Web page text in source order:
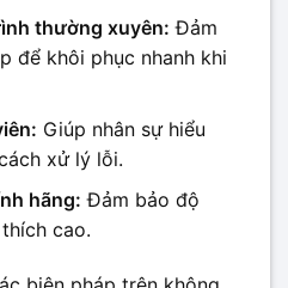
thường xuyên: Đảm
để khôi phục nhanh khi
Giúp nhân sự hiểu
xử lý lỗi.
hãng: Đảm bảo độ
cao.